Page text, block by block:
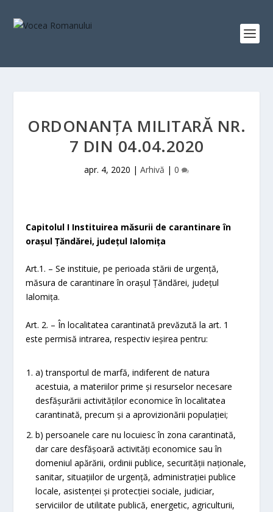
ORDONANȚA MILITARĂ NR.
7 DIN 04.04.2020
apr. 4, 2020 | Arhivă | 0
Capitolul I Instituirea măsurii de carantinare în
orașul Țăndărei, județul Ialomița
Art.1. – Se instituie, pe perioada stării de urgență,
măsura de carantinare în orașul Țăndărei, județul
Ialomița.
Art. 2. – În localitatea carantinată prevăzută la art. 1
este permisă intrarea, respectiv ieșirea pentru:
a) transportul de marfă, indiferent de natura
acestuia, a materiilor prime şi resurselor necesare
desfăşurării activităţilor economice în localitatea
carantinată, precum şi a aprovizionării populaţiei;
b) persoanele care nu locuiesc în zona carantinată,
dar care desfăşoară activităţi economice sau în
domeniul apărării, ordinii publice, securităţii naţionale,
sanitar, situaţiilor de urgenţă, administraţiei publice
locale, asistenţei şi protecţiei sociale, judiciar,
serviciilor de utilitate publică, energetic, agriculturii,